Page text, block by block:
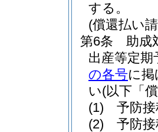
する。
(償還払い
第6条
助成
出産等定期
の各号に
い(以下「
(1)
予防
(2)
予防